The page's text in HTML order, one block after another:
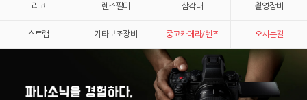
리코 렌즈필터 삼각대 촬영장비
스트랩 기타보조장비 중고카메라/렌즈 오시는길